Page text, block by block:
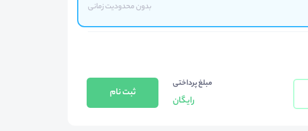
بدون محدودیت زمانی
مبلغ پرداختی
رایگان
ثبت نام